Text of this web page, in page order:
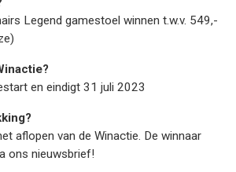
Legend gamestoel winnen t.w.v. 549,-
en eindigt 31 juli 2023
aflopen van de Winactie. De winnaar
ons nieuwsbrief!